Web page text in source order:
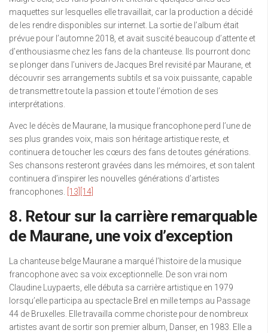
maquettes sur lesquelles elle travaillait, car la production a décidé
de les rendre disponibles sur internet. La sortie de l’album était
prévue pour l’automne 2018, et avait suscité beaucoup d’attente et
d’enthousiasme chez les fans de la chanteuse. Ils pourront donc
se plonger dans l’univers de Jacques Brel revisité par Maurane, et
découvrir ses arrangements subtils et sa voix puissante, capable
de transmettre toute la passion et toute l’émotion de ses
interprétations.
Avec le décès de Maurane, la musique francophone perd l’une de
ses plus grandes voix, mais son héritage artistique reste, et
continuera de toucher les cœurs des fans de toutes générations.
Ses chansons resteront gravées dans les mémoires, et son talent
continuera d’inspirer les nouvelles générations d’artistes
francophones. [13] [14]
8. Retour sur la carrière remarquable
de Maurane, une voix d’exception
La chanteuse belge Maurane a marqué l’histoire de la musique
francophone avec sa voix exceptionnelle. De son vrai nom
Claudine Luypaerts, elle débuta sa carrière artistique en 1979
lorsqu’elle participa au spectacle Brel en mille temps au Passage
44 de Bruxelles. Elle travailla comme choriste pour de nombreux
artistes avant de sortir son premier album, Danser, en 1983. Elle a